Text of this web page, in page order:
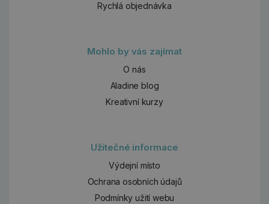
Rychlá objednávka
Mohlo by vás zajímat
O nás
Aladine blog
Kreativní kurzy
Užitečné informace
Výdejní místo
Ochrana osobních údajů
Podmínky užití webu